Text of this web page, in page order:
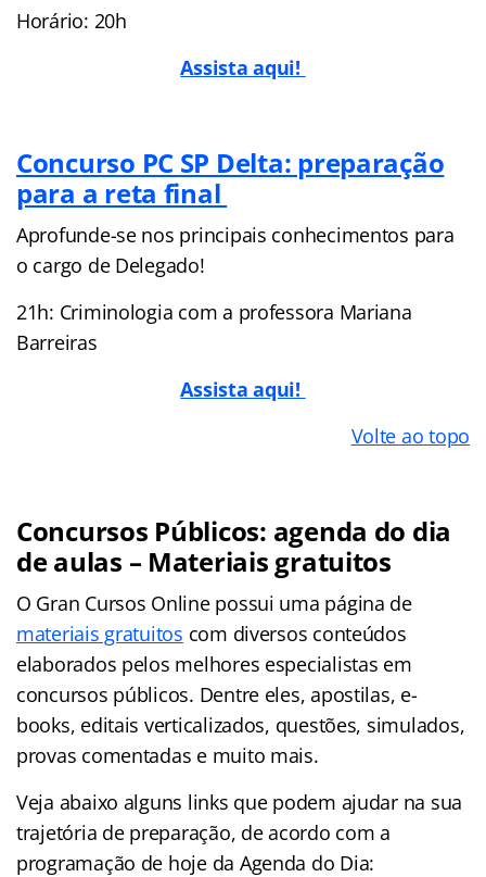
Horário: 20h
Assista aqui!
Concurso PC SP Delta: preparação
para a reta final
Aprofunde-se nos principais conhecimentos para
o cargo de Delegado!
21h: Criminologia com a professora Mariana
Barreiras
Assista aqui!
Volte ao topo
Concursos Públicos: agenda do dia
de aulas – Materiais gratuitos
O Gran Cursos Online possui uma página de
materiais gratuitos com diversos conteúdos
elaborados pelos melhores especialistas em
concursos públicos. Dentre eles, apostilas, e-
books, editais verticalizados, questões, simulados,
provas comentadas e muito mais.
Veja abaixo alguns links que podem ajudar na sua
trajetória de preparação, de acordo com a
programação de hoje da Agenda do Dia: